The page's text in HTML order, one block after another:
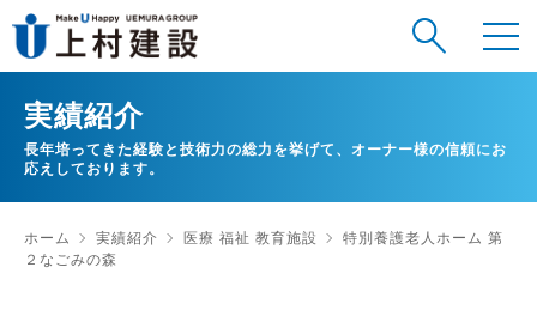
実績紹介
長年培ってきた経験と技術力の総力を挙げて、オーナー様の信頼にお
応えしております。
ホーム 実績紹介 医療 福祉 教育施設
特別養護老人ホーム 第
２なごみの森